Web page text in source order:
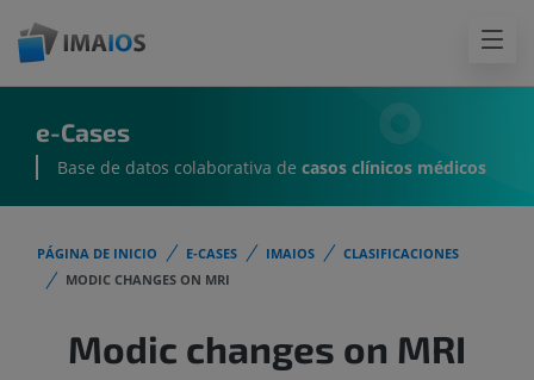
e-Cases
Base de datos colaborativa de casos clínicos médicos
PÁGINA DE INICIO E-CASES IMAIOS
CLASIFICACIONES
MODIC CHANGES ON MRI
Modic changes on MRI